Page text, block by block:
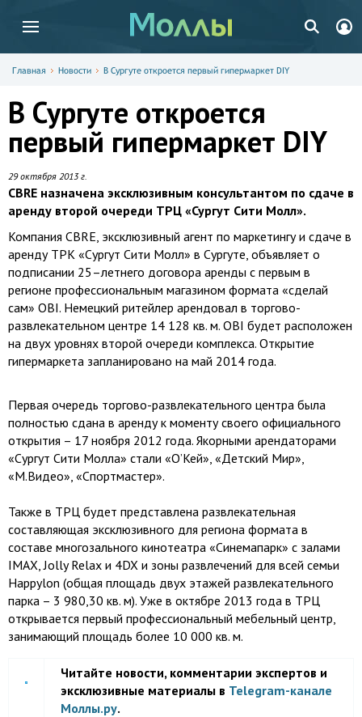
Главная Новости В Сургуте откроется первый гипермаркет DIY
В Сургуте откроется
первый гипермаркет DIY
29 октября 2013 г.
CBRE назначена эксклюзивным консультантом по сдаче в
аренду второй очереди ТРЦ «Сургут Сити Молл».
Компания СBRE, эксклюзивный агент по маркетингу и сдаче в
аренду ТРК «Сургут Сити Молл» в Сургуте, объявляет о
подписании 25–летнего договора аренды с первым в
регионе профессиональным магазином формата «сделай
сам» OBI. Немецкий ритейлер арендовал в торгово-
развлекательном центре 14 128 кв. м. OBI будет расположен
на двух уровнях второй очереди комплекса. Открытие
гипермаркета запланировано на май 2014 года.
Первая очередь торгово-развлекательного центра была
полностью сдана в аренду к моменту своего официального
открытия – 17 ноября 2012 года. Якорными арендаторами
«Сургут Сити Молла» стали «О’Кей», «Детский Мир»,
«М.Видео», «Спортмастер».
Также в ТРЦ будет представлена развлекательная
составляющая эксклюзивного для региона формата в
составе многозального кинотеатра «Синемапарк» с залами
IMAX, Jolly Relax и 4DX и зоны развлечений для всей семьи
Happylon (общая площадь двух этажей развлекательного
парка – 3 980,30 кв. м). Уже в октябре 2013 года в ТРЦ
открывается первый профессиональный мебельный центр,
занимающий площадь более 10 000 кв. м.
Читайте новости, комментарии экспертов и
эксклюзивные материалы в Telegram-канале
Моллы.ру.